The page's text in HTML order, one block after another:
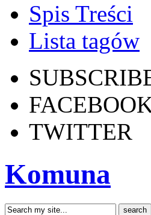
Spis Treści
Lista tagów
TWITTER
Komuna